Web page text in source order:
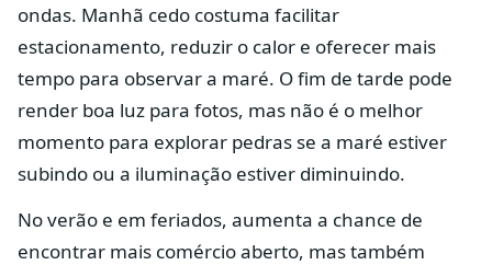
ondas. Manhã cedo costuma facilitar
estacionamento, reduzir o calor e oferecer mais
tempo para observar a maré. O fim de tarde pode
render boa luz para fotos, mas não é o melhor
momento para explorar pedras se a maré estiver
subindo ou a iluminação estiver diminuindo.
No verão e em feriados, aumenta a chance de
encontrar mais comércio aberto, mas também